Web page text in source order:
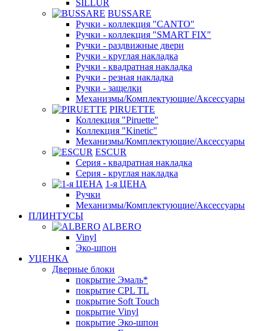
SILLUR
BUSSARE
Ручки - коллекция "CANTO"
Ручки - коллекция "SMART FIX"
Ручки - раздвижные двери
Ручки - круглая накладка
Ручки - квадратная накладка
Ручки - резная накладка
Ручки - защелки
Механизмы/Комплектующие/Аксессуары
PIRUETTE
Коллекция "Piruette"
Коллекция "Kinetic"
Механизмы/Комплектующие/Аксессуары
ESCUR
Серия - квадратная накладка
Серия - круглая накладка
1-я ЦЕНА
Ручки
Механизмы/Комплектующие/Аксессуары
ПЛИНТУСЫ
ALBERO
Vinyl
Эко-шпон
УЦЕНКА
Дверные блоки
покрытие Эмаль*
покрытие CPL TL
покрытие Soft Touch
покрытие Vinyl
покрытие Эко-шпон